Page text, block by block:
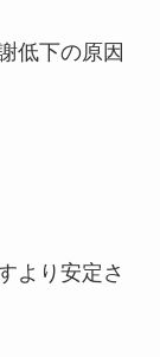
低下の原因
より安定さ